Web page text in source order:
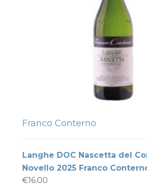
Franco Conterno
Langhe DOC Nascetta del
Novello 2025 Franco
€16.00